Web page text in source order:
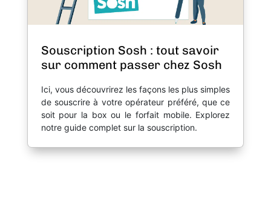
Souscription Sosh : tout savoir
sur comment passer chez Sosh
Ici, vous découvrirez les façons les plus simples
de souscrire à votre opérateur préféré, que ce
soit pour la box ou le forfait mobile. Explorez
notre guide complet sur la souscription.